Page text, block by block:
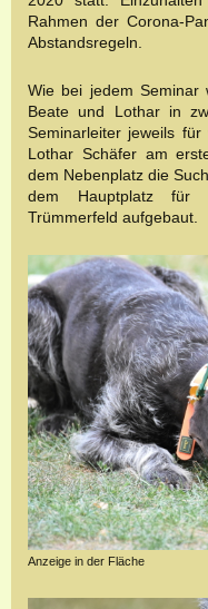
Rahmen der Corona-
Abstandsregeln.
Wie bei jedem Seminar
Beate und Lothar in
Seminarleiter jeweils
Lothar Schäfer am
dem Nebenplatz die
dem Hauptplatz für
Trümmerfeld aufgebaut.
Anzeige in der Fläche